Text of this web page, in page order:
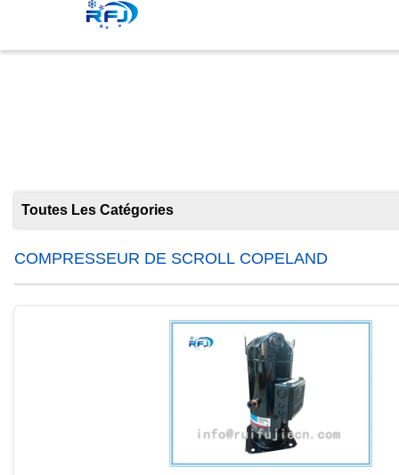
Toutes Les Catégories
COMPRESSEUR DE SCROLL COPELAND